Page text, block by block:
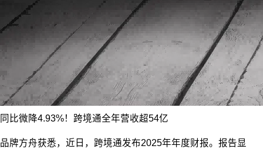
同比微降4.93%！跨境通全年营收超54亿
品牌方舟获悉，近日，跨境通发布2025年年度财报。报告显